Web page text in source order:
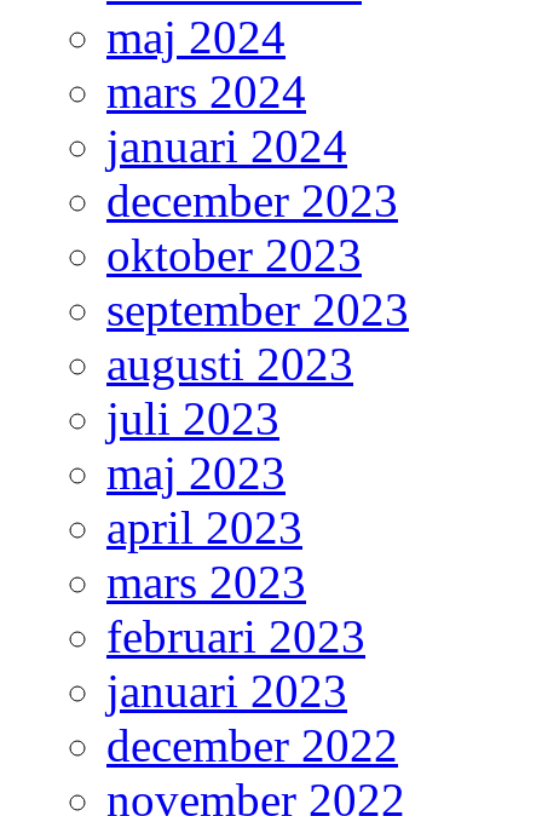
maj 2024
mars 2024
januari 2024
december 2023
oktober 2023
september 2023
augusti 2023
juli 2023
maj 2023
april 2023
mars 2023
februari 2023
januari 2023
december 2022
november 2022